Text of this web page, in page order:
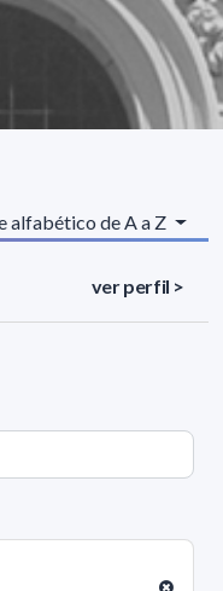
alfabético de A a Z
ver perfil >